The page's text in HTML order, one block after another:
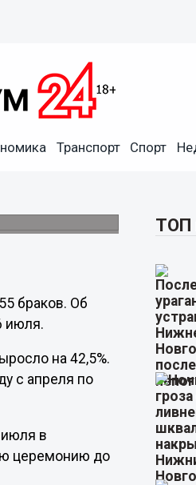
Транспорт Спорт
42,5% в
браков. Об
июля.
на 42,5%.
с апреля по
июля в
церемонию до
ТОП